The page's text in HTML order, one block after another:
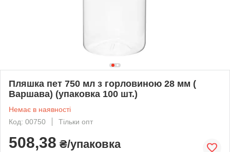
Пляшка пет 750 мл з горловиною 28 мм (
Варшава) (упаковка 100 шт.)
Немає в наявності
Код: 00750
Тільки опт
508,38 ₴/упаковка